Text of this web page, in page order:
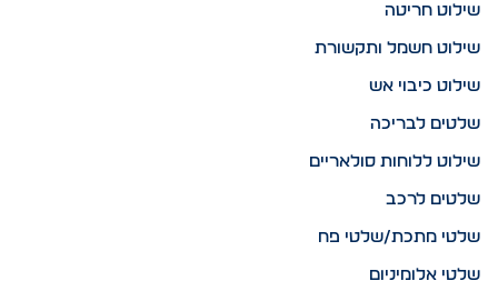
שילוט חריטה
שילוט חשמל ותקשורת
שילוט כיבוי אש
שלטים לבריכה
שילוט ללוחות סולאריים
שלטים לרכב
שלטי מתכת/שלטי פח
שלטי אלומיניום